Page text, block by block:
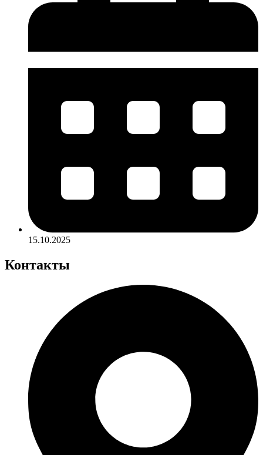
15.10.2025
Контакты